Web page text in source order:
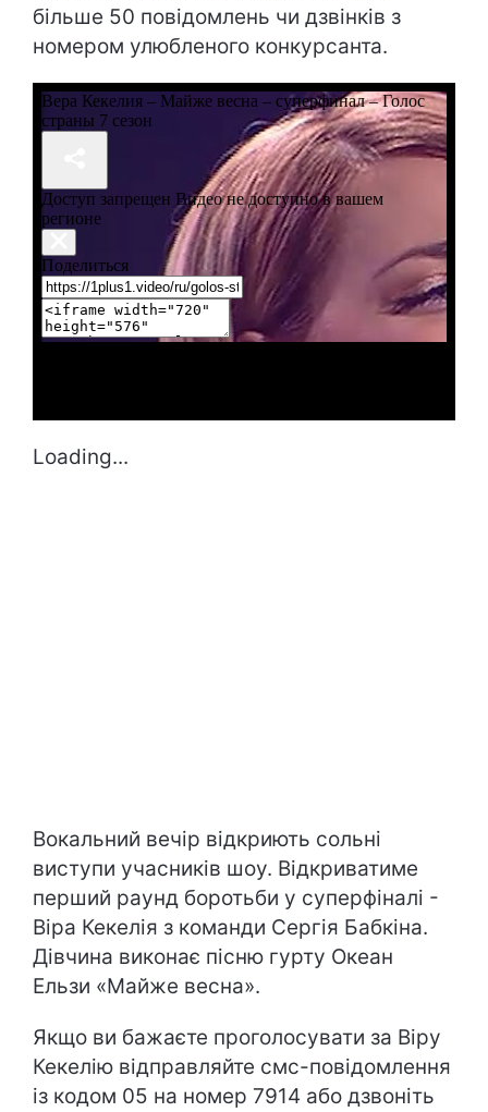
більше 50 повідомлень чи дзвінків з
номером улюбленого конкурсанта.
Loading...
Вокальний вечір відкриють сольні
виступи учасників шоу. Відкриватиме
перший раунд боротьби у суперфіналі -
Віра Кекелія з команди Сергія Бабкіна.
Дівчина виконає пісню гурту Океан
Ельзи «Майже весна».
Якщо ви бажаєте проголосувати за Віру
Кекелію відправляйте смс-повідомлення
із кодом 05 на номер 7914 або дзвоніть